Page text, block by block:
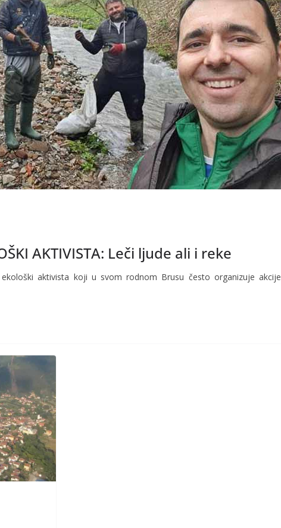
AKTIVISTA: Leči ljude ali i reke
aktivista koji u svom rodnom Brusu često organizuje akcije